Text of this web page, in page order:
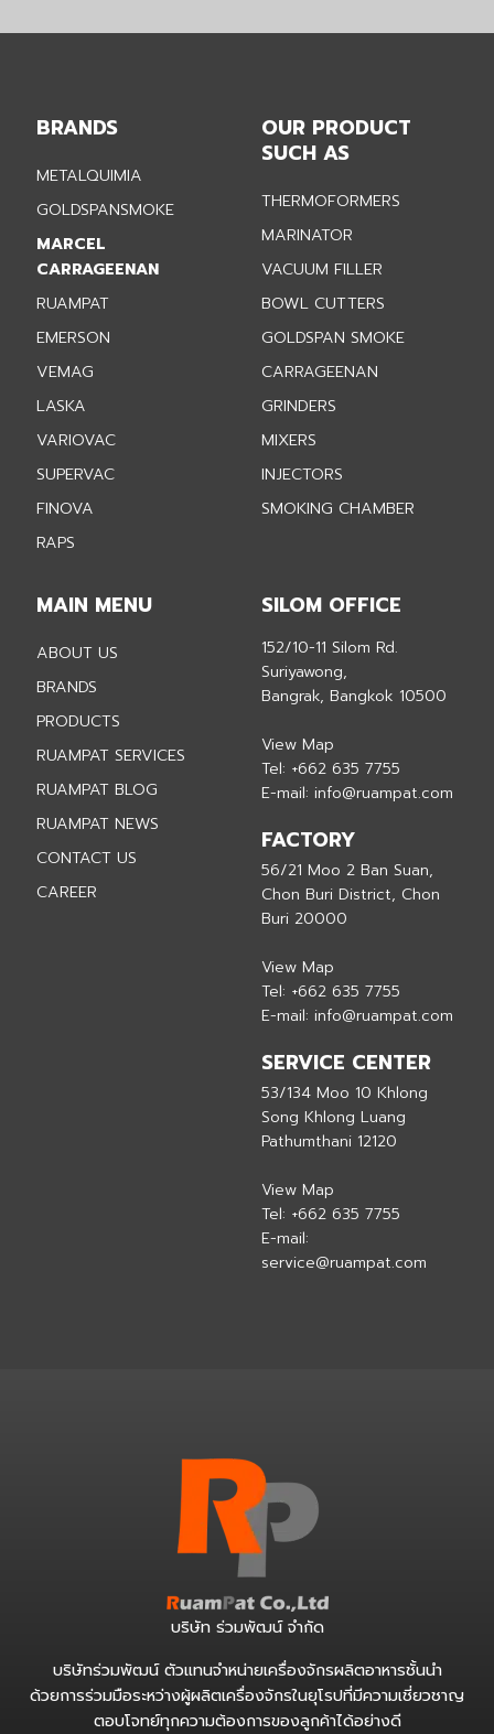
BRANDS
METALQUIMIA
GOLDSPANSMOKE
MARCEL
CARRAGEENAN
RUAMPAT
EMERSON
VEMAG
LASKA
VARIOVAC
SUPERVAC
FINOVA
RAPS
OUR PRODUCT
SUCH AS
THERMOFORMERS
MARINATOR
VACUUM FILLER
BOWL CUTTERS
GOLDSPAN SMOKE
CARRAGEENAN
GRINDERS
MIXERS
INJECTORS
SMOKING CHAMBER
MAIN MENU
ABOUT US
BRANDS
PRODUCTS
RUAMPAT SERVICES
RUAMPAT BLOG
RUAMPAT NEWS
CONTACT US
CAREER
SILOM OFFICE
152/10-11 Silom Rd.
Suriyawong,
Bangrak, Bangkok 10500
View Map
Tel: +662 635 7755
E-mail:info@ruampat.com
FACTORY
56/21 Moo 2 Ban Suan,
Chon Buri District, Chon
Buri 20000
View Map
Tel: +662 635 7755
E-mail:info@ruampat.com
SERVICE CENTER
53/134 Moo 10 Khlong
Song Khlong Luang
Pathumthani 12120
View Map
Tel: +662 635 7755
E-mail:
service@ruampat.com
บริษัท ร่วมพัฒน์ จำกัด
บริษัทร่วมพัฒน์ ตัวแทนจำหน่ายเครื่องจักรผลิตอาหารชั้นนำ
ด้วยการร่วมมือระหว่างผู้ผลิตเครื่องจักรในยุโรปที่มีความเชี่ยวชาญ
ตอบโจทย์ทุกความต้องการของลูกค้าได้อย่างดี